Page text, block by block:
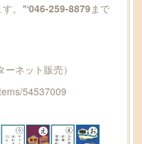
。 ℡046-259-8879まで
ネット販売）
54537009